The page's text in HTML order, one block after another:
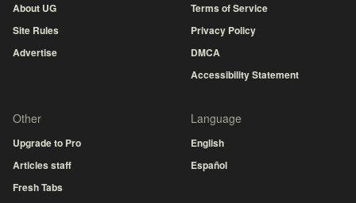
About UG
Site Rules
Advertise
Terms of Service
Privacy Policy
DMCA
Accessibility Statement
Other
Upgrade to Pro
Articles staff
Fresh Tabs
Language
English
Español